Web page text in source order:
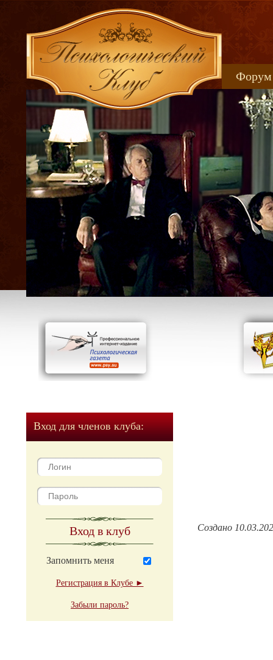
Форум
Вход для членов клуба:
Вход в клуб
Запомнить меня
Регистрация в Клубе ►
Забыли пароль?
Создано